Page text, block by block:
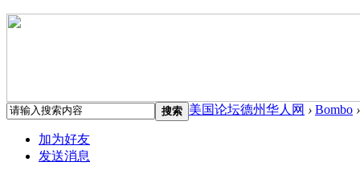
搜索 美国论坛德州华人网 › Bombo ›
加为好友
发送消息